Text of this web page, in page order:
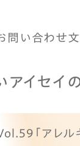
問い合わせ
アイセイ
「アレル